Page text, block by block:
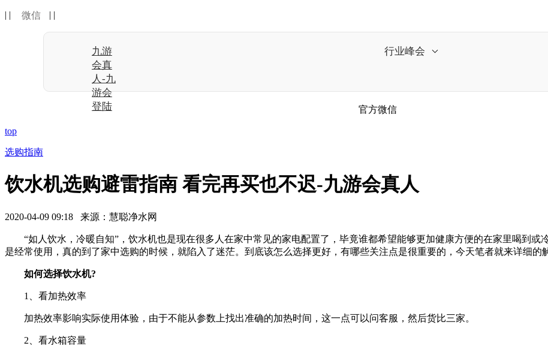
| | 微信 | |
九游
会真
人-九
游会
登陆
行业峰会
官方微信
top
选购指南
饮水机选购避雷指南 看完再买也不迟-九游会真人
2020-04-09 09:18 来源：慧聪净水网
“如人饮水，冷暖自知”，饮水机也是现在很多人在家中常见的家电配置了，毕竟谁都希望能够更加健康方便的在家里喝到或
是经常使用，真的到了家中选购的时候，就陷入了迷茫。到底该怎么选择更好，有哪些关注点是很重要的，今天笔者就来详细的
如何选择饮水机?
1、看加热效率
加热效率影响实际使用体验，由于不能从参数上找出准确的加热时间，这一点可以问客服，然后货比三家。
2、看水箱容量